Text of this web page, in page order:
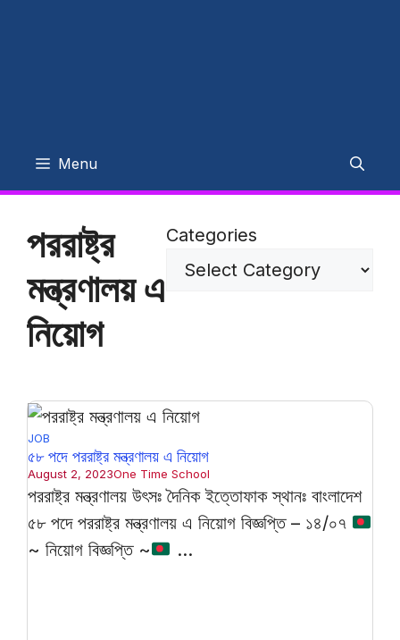
Menu
পররাষ্ট্র
মন্ত্রণালয় এ
নিয়োগ
Categories
JOB
৫৮ পদে পররাষ্ট্র মন্ত্রণালয় এ নিয়োগ
August 2, 2023One Time School
পররাষ্ট্র মন্ত্রণালয় উৎসঃ দৈনিক ইত্তোফাক স্থানঃ বাংলাদেশ
৫৮ পদে পররাষ্ট্র মন্ত্রণালয় এ নিয়োগ বিজ্ঞপ্তি – ১৪/০৭
~ নিয়োগ বিজ্ঞপ্তি ~
...